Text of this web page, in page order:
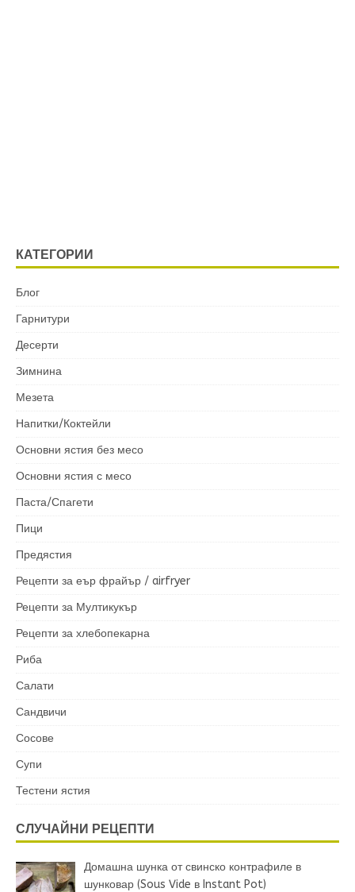
КАТЕГОРИИ
Блог
Гарнитури
Десерти
Зимнина
Мезета
Напитки/Коктейли
Основни ястия без месо
Основни ястия с месо
Паста/Спагети
Пици
Предястия
Рецепти за еър фрайър / airfryer
Рецепти за Мултикукър
Рецепти за хлебопекарна
Риба
Салати
Сандвичи
Сосове
Супи
Тестени ястия
СЛУЧАЙНИ РЕЦЕПТИ
Домашна шунка от свинско контрафиле в
шунковар (Sous Vide в Instant Pot)